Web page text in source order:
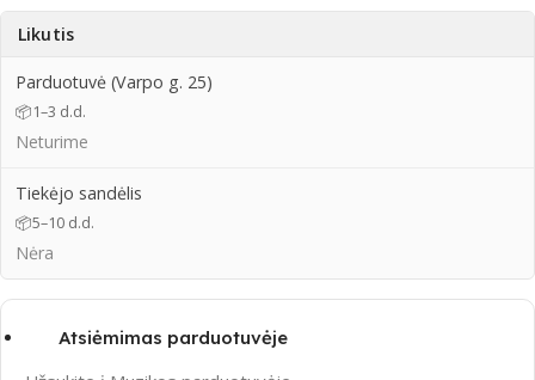
Likutis
Parduotuvė (Varpo g. 25)
📦1–3 d.d.
Neturime
Tiekėjo sandėlis
📦5–10 d.d.
Nėra
Atsiėmimas parduotuvėje